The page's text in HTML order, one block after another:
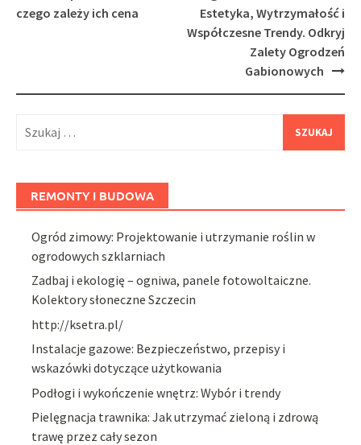
navigation
czego zależy ich cena
Estetyka, Wytrzymałość i
Współczesne Trendy. Odkryj
Zalety Ogrodzeń
Gabionowych
REMONTY I BUDOWA
Ogród zimowy: Projektowanie i utrzymanie roślin w
ogrodowych szklarniach
Zadbaj i ekologię – ogniwa, panele fotowoltaiczne.
Kolektory słoneczne Szczecin
http://ksetra.pl/
Instalacje gazowe: Bezpieczeństwo, przepisy i
wskazówki dotyczące użytkowania
Podłogi i wykończenie wnętrz: Wybór i trendy
Pielęgnacja trawnika: Jak utrzymać zieloną i zdrową
trawę przez cały sezon